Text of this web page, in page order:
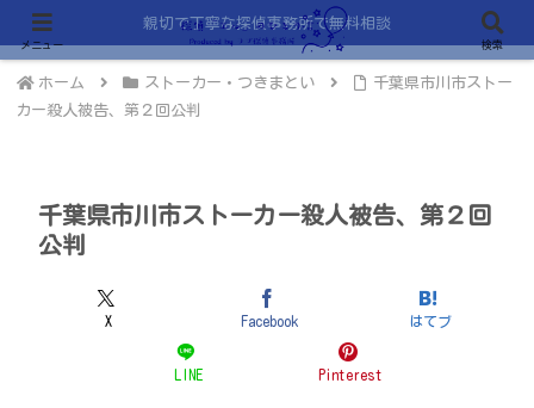
親切で丁寧な探偵事務所で無料相談
ホーム ストーカー・つきまとい
千葉県市川市ストー
カー殺人被告、第２回公判
千葉県市川市ストーカー殺人被告、第２回
公判
X Facebook はてブ
LINE Pinterest
メニュー 検索